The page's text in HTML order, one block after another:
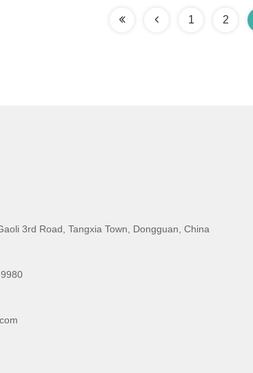
1 2
3rd Road, Tangxia Town, Dongguan, China